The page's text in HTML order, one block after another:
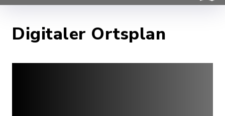
Digitaler Ortsplan